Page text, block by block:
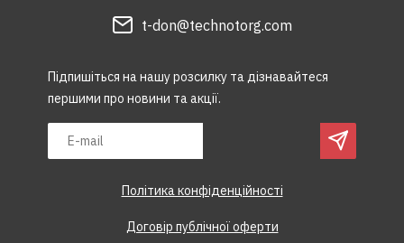
Підпишіться на нашу розсилку та дізнавайтеся
першими про новини та акції.
t-don@technotorg.com
Політика конфіденційності
Договір публічної оферти